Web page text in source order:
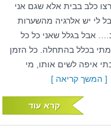
כלב בבית אלא שגם אני
לי יש אלרגיה מהשערות
אבל בגלל שאני כל כל
בכלל בהתחלה. כל הזמן
איפה לשים אותו, מי
[ המשך קריאה ]
קרא עוד